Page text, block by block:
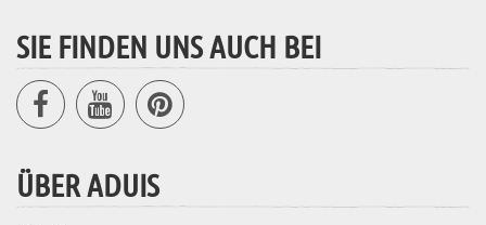
SIE FINDEN UNS AUCH BEI
ÜBER ADUIS